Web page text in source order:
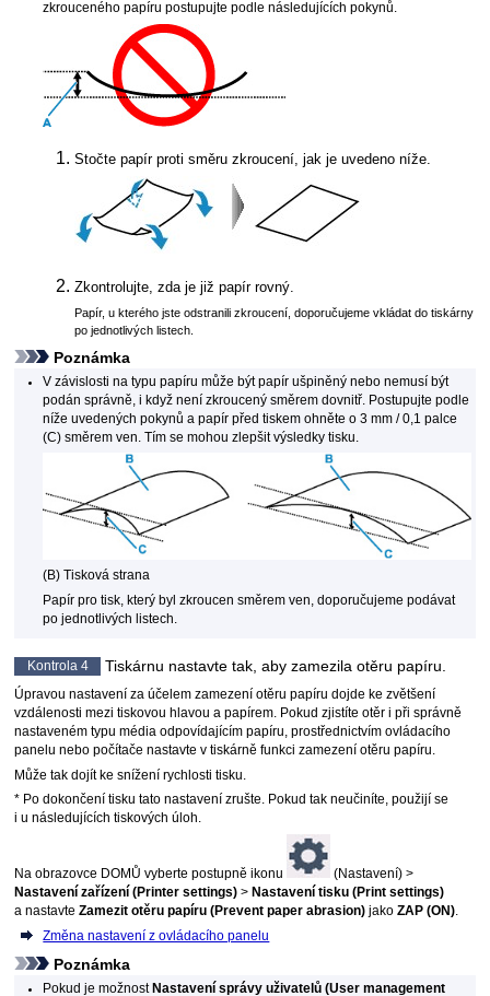
zkrouceného papíru postupujte podle následujících pokynů.
Stočte papír proti směru zkroucení, jak je uvedeno níže.
Zkontrolujte, zda je již papír rovný.
Papír, u kterého jste odstranili zkroucení, doporučujeme vkládat do tiskárny
po jednotlivých listech.
Poznámka
V závislosti na typu papíru může být papír ušpiněný nebo nemusí být
podán správně, i když není zkroucený směrem dovnitř.
Postupujte podle
níže uvedených pokynů a papír před tiskem ohněte o 3 mm / 0,1 palce
(C) směrem ven.
Tím se mohou zlepšit výsledky tisku.
(B) Tisková strana
Papír pro tisk, který byl zkroucen směrem ven, doporučujeme podávat
po jednotlivých listech.
Kontrola 4 Tiskárnu nastavte tak, aby zamezila otěru papíru.
Úpravou nastavení za účelem zamezení otěru papíru dojde ke zvětšení
vzdálenosti mezitiskovou hlavou a papírem.
Pokud zjistíte otěr i při správně
nastaveném typu média odpovídajícím papíru, prostřednictvímovládacího
panelu nebo počítače nastavte vtiskárně funkci zamezení otěru papíru.
Může tak dojít ke snížení rychlosti tisku.
* Po dokončení tisku tato nastavení zrušte.
Pokud tak neučiníte, použijí se
i u následujících tiskových úloh.
Na obrazovce DOMŮ vyberte postupně ikonu
(Nastavení) >
Nastavení zařízení (Printer settings) > Nastavení tisku (Print settings)
a nastavteZamezit otěru papíru (Prevent paper abrasion) jakoZAP (ON)
Změna nastavení z ovládacího panelu
Poznámka
Pokud je možnost Nastavení správy uživatelů (User management